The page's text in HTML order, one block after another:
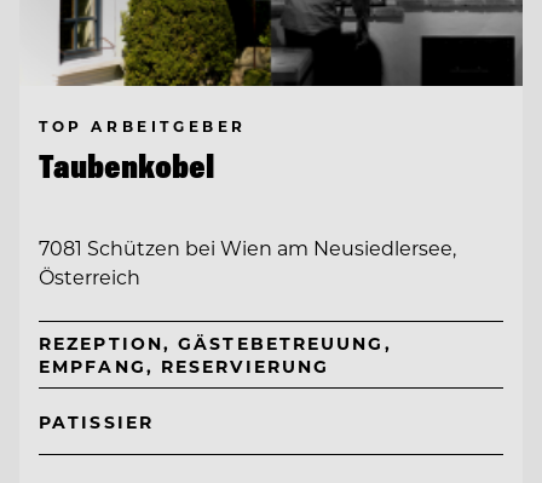
TOP ARBEITGEBER
Taubenkobel
7081 Schützen bei Wien am Neusiedlersee,
Österreich
REZEPTION, GÄSTEBETREUUNG,
EMPFANG, RESERVIERUNG
PATISSIER